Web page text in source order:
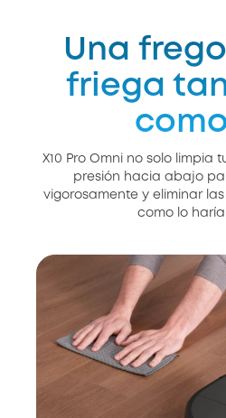
Una
friega
X10 Pro Omni no solo limpia
presión hacia abajo
vigorosamente y eliminar
como lo haría